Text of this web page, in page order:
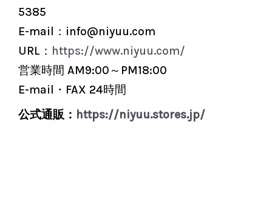
5385
E-mail：info@niyuu.com
URL： https://www.niyuu.com/
営業時間 AM9:00～PM18:00
E-mail・FAX 24時間
公式通販： https://niyuu.stores.jp/